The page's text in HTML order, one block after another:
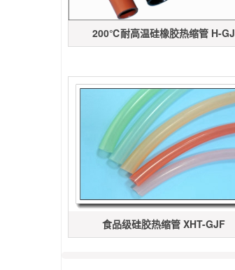
200℃耐高温硅橡胶热缩管 H-GJ
食品级硅胶热缩管 XHT-GJF